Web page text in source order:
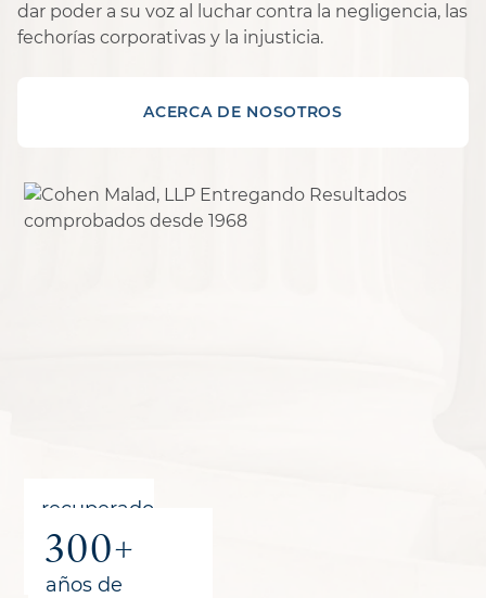
recuperado
para los
clientes
300+
años de
dar poder a su voz al luchar contra la negligencia, las
fechorías corporativas y la injusticia.
ACERCA DE NOSOTROS